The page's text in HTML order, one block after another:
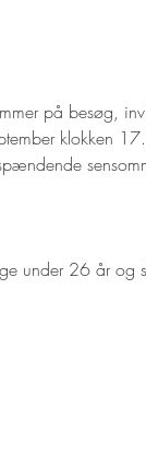
på besøg,
klokken
under 26 år og